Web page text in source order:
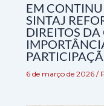
EM
SINTAJ
DIREITOS DA
6 de março de 2026 /